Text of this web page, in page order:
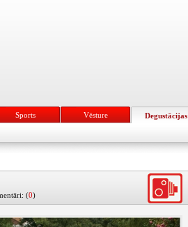
Sports Vēsture Degustācijas
(0)